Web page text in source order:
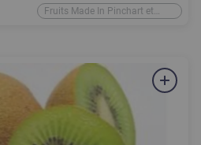
Fruits Made In Pinchart et
d'ailleurs